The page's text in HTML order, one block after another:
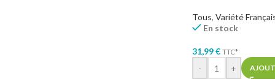
Tous, Variété
En stock
31,99€ TTC*
- +